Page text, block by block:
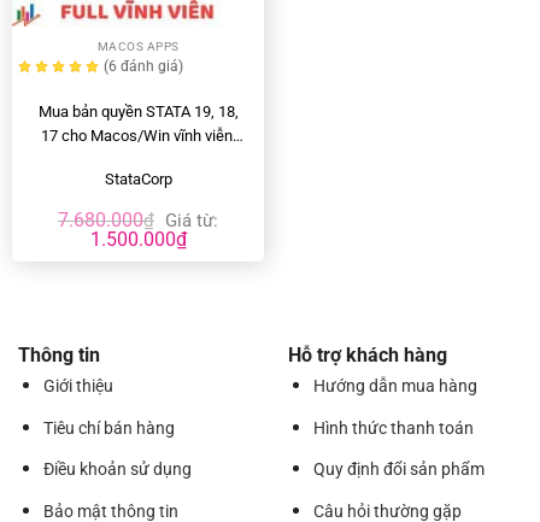
MACOS APPS
(6 đánh giá)
Mua bản quyền STATA 19, 18,
17 cho Macos/Win vĩnh viễn,
StataCorp
7.680.000₫ Giá từ:
1.500.000₫
Thông tin
Giới thiệu
Tiêu chí bán hàng
Điều khoản sử dụng
Bảo mật thông tin
Hỗ trợ khách hàng
Hướng dẫn mua hàng
Hình thức thanh toán
Quy định đổi sản phẩm
Câu hỏi thường gặp